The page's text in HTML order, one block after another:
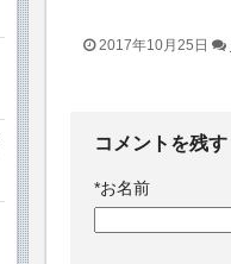
2017年10月25日
コメントを残す
*お名前